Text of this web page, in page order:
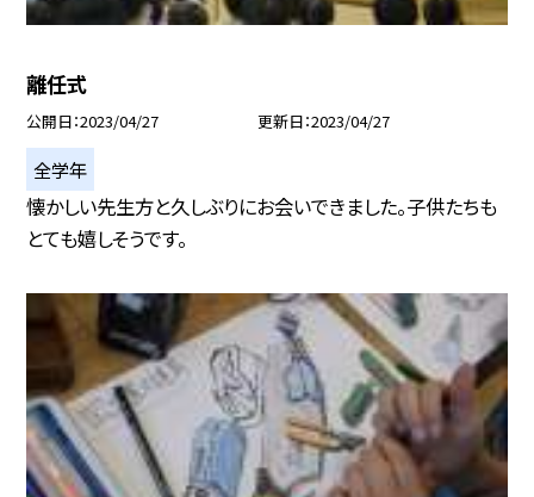
離任式
公開日 2023/04/27 更新日 2023/04/27
全学年
懐かしい先生方と久しぶりにお会いできました。子供たちも
とても嬉しそうです。